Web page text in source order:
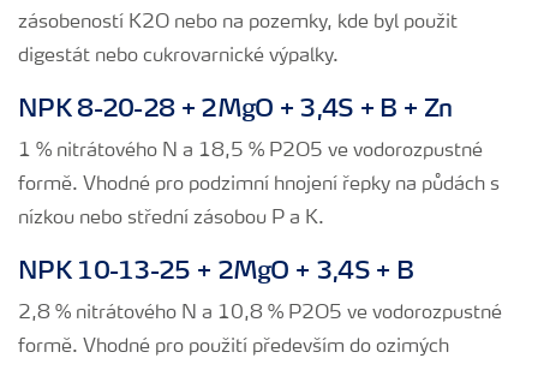
zásobeností K2O nebo na pozemky, kde byl použit
digestát nebo cukrovarnické výpalky.
NPK 8-20-28 + 2MgO + 3,4S + B + Zn
1 % nitrátového N a 18,5 % P2O5 ve vodorozpustné
formě. Vhodné pro podzimní hnojení řepky na půdách s
nízkou nebo střední zásobou P a K.
NPK 10-13-25 + 2MgO + 3,4S + B
2,8 % nitrátového N a 10,8 % P2O5 ve vodorozpustné
formě. Vhodné pro použití především do ozimých